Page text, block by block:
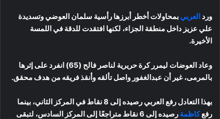
ورد العربي بمحاولات أخطر أبرزها رأسية سلمان العوضي وتسديدة
علي عزيز داخل منطقة الجزاء، لكنها افتقدت للدقة في اللمسة
الأخيرة.
وعاد العوضات ليمرر كرة حريرية لناصر فالح (65) انفرد على إثرها
بالمرمى، غير أن عبدالغفور واصل تألقه وأنقذ فريقه من هدف محقق.
بهذا التعادل رفع العربي رصيده إلى 8 نقاط في المركز الثاني، بينما
رفعكاظمة
رصيده إلى 6 نقاط متراجعًا إلى المركز السادس، لتبقى